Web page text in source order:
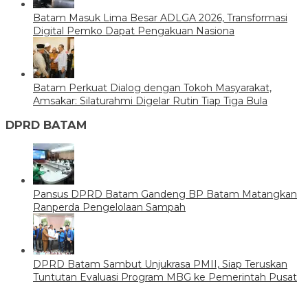
Batam Masuk Lima Besar ADLGA 2026, Transformasi
Digital Pemko Dapat Pengakuan Nasiona
Batam Perkuat Dialog dengan Tokoh Masyarakat,
Amsakar: Silaturahmi Digelar Rutin Tiap Tiga Bula
DPRD BATAM
Pansus DPRD Batam Gandeng BP Batam Matangkan
Ranperda Pengelolaan Sampah
DPRD Batam Sambut Unjukrasa PMII, Siap Teruskan
Tuntutan Evaluasi Program MBG ke Pemerintah Pusat